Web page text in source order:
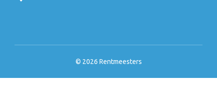
© 2026 Rentmeesters